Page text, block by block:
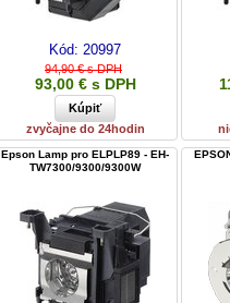
Kód: 20997
94,90 € s DPH
93,00 € s DPH
zvyčajne do 24hodin
Epson Lamp pro ELPLP89 - EH-
TW7300/9300/9300W